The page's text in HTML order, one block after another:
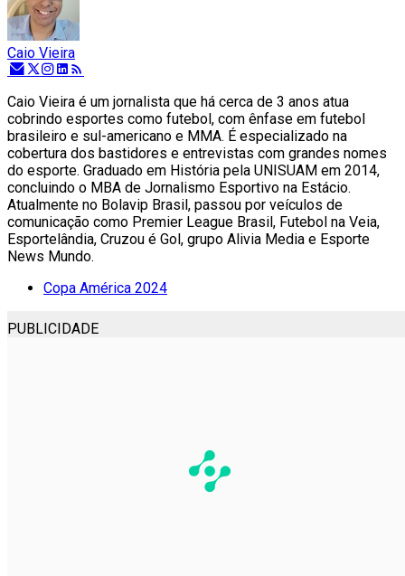
Caio Vieira
Caio Vieira é um jornalista que há cerca de 3 anos atua
cobrindo esportes como futebol, com ênfase em futebol
brasileiro e sul-americano e MMA. É especializado na
cobertura dos bastidores e entrevistas com grandes nomes
do esporte. Graduado em História pela UNISUAM em 2014,
concluindo o MBA de Jornalismo Esportivo na Estácio.
Atualmente no Bolavip Brasil, passou por veículos de
comunicação como Premier League Brasil, Futebol na Veia,
Esportelândia, Cruzou é Gol, grupo Alivia Media e Esporte
News Mundo.
Copa América 2024
PUBLICIDADE